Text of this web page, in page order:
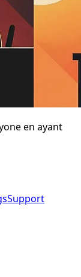
en ayant
Support